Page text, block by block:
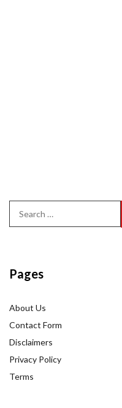
for:
Pages
About Us
Contact Form
Disclaimers
Privacy Policy
Terms